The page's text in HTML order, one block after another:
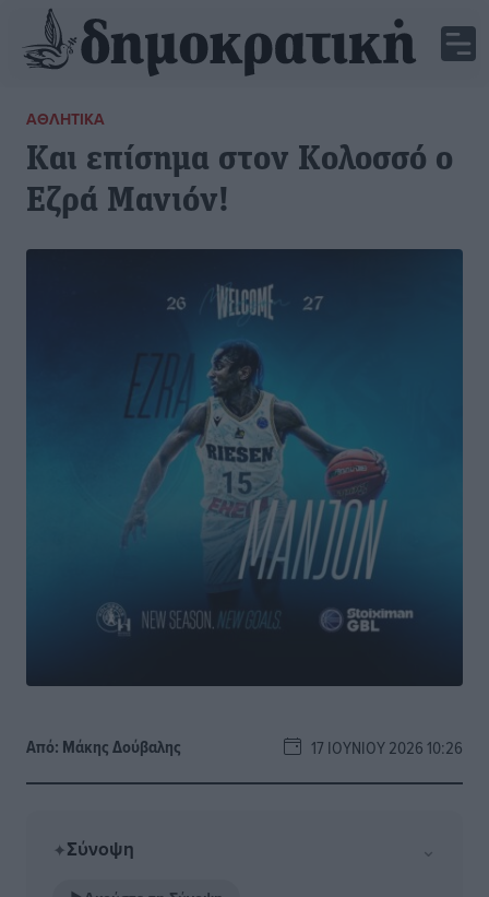
ΑΘΛΗΤΙΚΆ
Και επίσημα στον Κολοσσό ο
Εζρά Μανιόν!
Από: Μάκης Δούβαλης 17 ΙΟΥΝΊΟΥ 2026 10:26
✦Σύνοψη ⌄